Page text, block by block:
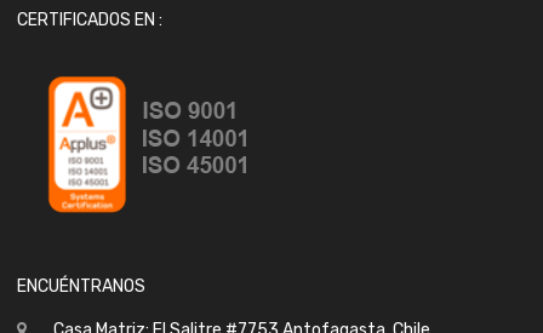
CERTIFICADOS EN :
ENCUÉNTRANOS